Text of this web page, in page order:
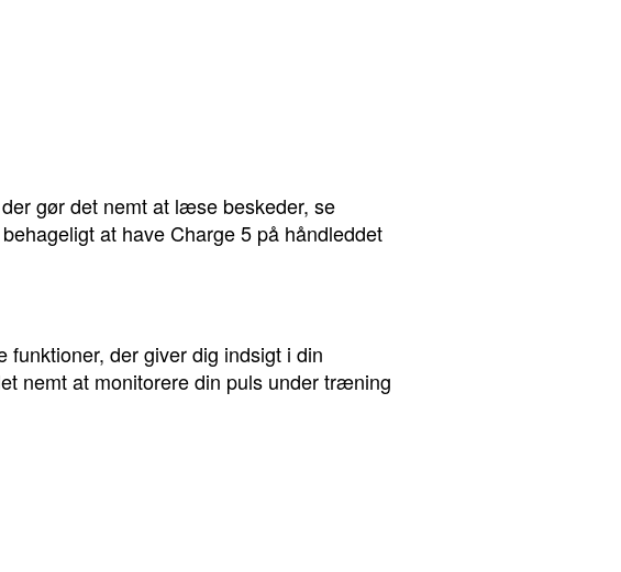
gør det nemt at læse beskeder, se
at have Charge 5 på håndleddet
der giver dig indsigt i din
nemt at monitorere din puls under træning